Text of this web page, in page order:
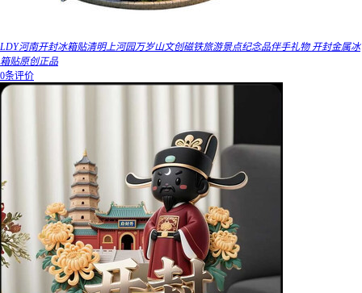
LDY河南开封冰箱贴清明上河园万岁山文创磁铁旅游景点纪念品伴手礼物 开封金属冰
箱贴原创正品
0条评价